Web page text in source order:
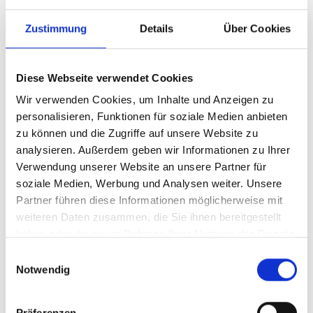
Zustimmung Details Über Cookies
Diese Webseite verwendet Cookies
Wir verwenden Cookies, um Inhalte und Anzeigen zu
personalisieren, Funktionen für soziale Medien anbieten
zu können und die Zugriffe auf unsere Website zu
analysieren. Außerdem geben wir Informationen zu Ihrer
Verwendung unserer Website an unsere Partner für
soziale Medien, Werbung und Analysen weiter. Unsere
Partner führen diese Informationen möglicherweise mit
weiteren Daten zusammen, die Sie ihnen bereitgestellt
Notwendig
ersetzen und nicht nur von untergeordneter
Bedeutung sind. Fachlich vorgebildetes Personal
Mitarbeiter. Bedient sich der Angehörige eines freien
Berufs einer entsprechenden Mithilfe, muss er
aufgrund eigener Fachkenntnisse leitend und
eigenverantwortlich tätig werden. Für einen Arzt
bzw. Zahnarzt bedeutet dies, dass er eine
höchstpersönliche, individuelle Arbeitsleistung am
Patienten schuldet und deshalb einen wesentlichen
Teil der ärztlichen Leistungen selbst erbringen muss.
Fachkenntnisse durch regelmäßige und eingehende
angestellten Fachpersonals – patientenbezogen –